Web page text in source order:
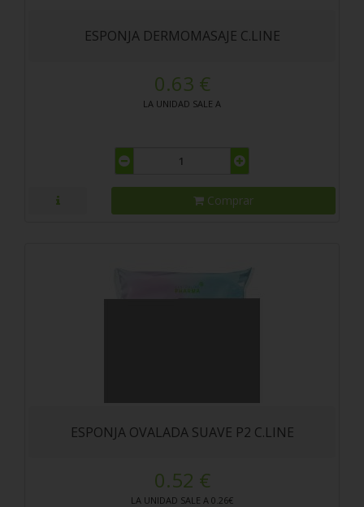
ESPONJA DERMOMASAJE C.LINE
0.63 €
LA UNIDAD SALE A
Comprar
ESPONJA OVALADA SUAVE P2 C.LINE
0.52 €
LA UNIDAD SALE A 0.26€